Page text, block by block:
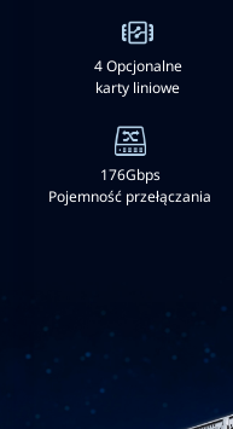
4 Opcjonalne
karty liniowe
176Gbps
Pojemność przełączania